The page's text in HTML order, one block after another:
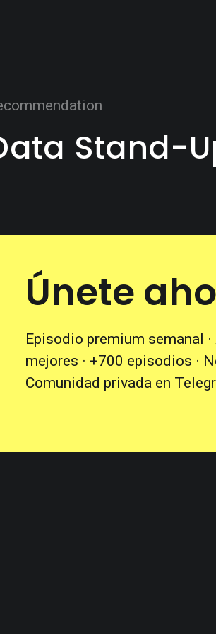
Stand-
Únete
Episodio premium semanal
mejores · +700 episodios ·
Comunidad privada en